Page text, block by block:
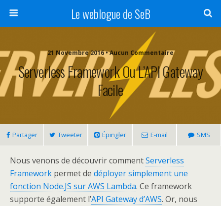
Le weblogue de SeB
21 Novembre 2016 • Aucun Commentaire
Serverless Framework Ou L’API Gateway
Facile
Partager Tweeter Épingler E-mail SMS
Nous venons de découvrir commentServerless
Framework permet de déployer simplement une
fonction Node.JS sur AWS Lambda. Ce framework
supporte également l’API Gateway d’AWS. Or, nous